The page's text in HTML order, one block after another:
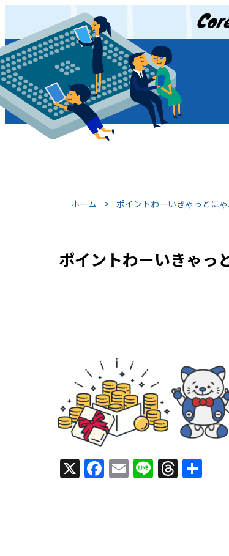
JP/EN
ホーム > ポイントわーいきゃっとに
ポイントわーいきゃっ
X F
a
E
m
Li
n
T
h